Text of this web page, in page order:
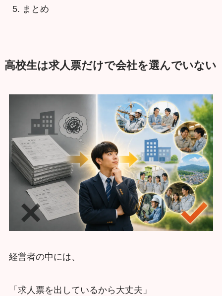
まとめ
高校生は求人票だけで会社を選んでいない
経営者の中には、
「求人票を出しているから大丈夫」